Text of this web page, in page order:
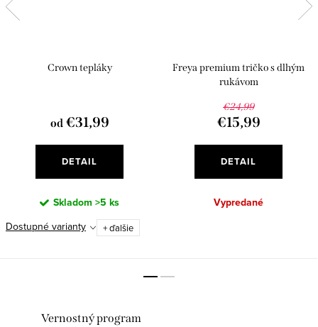
Crown tepláky
od €31,99
DETAIL
Skladom >5 ks
Dostupné varianty + ďalšie
Freya premium tričko s dlhým
rukávom
€24,99
€15,99
DETAIL
Vypredané
Vernostný program